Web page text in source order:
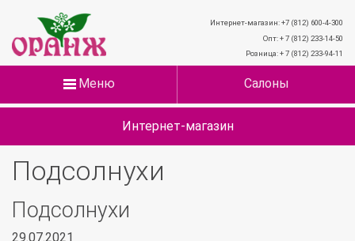
Интернет-магазин: +7 (812) 600-4-300
Опт: + 7 (812) 233-14-50
Розница: + 7 (812) 233-94-11
Меню Салоны
Интернет-магазин
Подсолнухи
Подсолнухи
29.07.2021